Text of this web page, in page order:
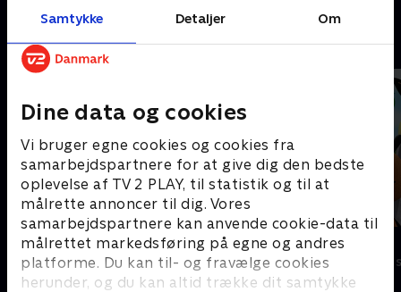
Samtykke Detaljer Om
Dine data og cookies
Vi bruger egne cookies og cookies fra
samarbejdspartnere for at give dig den bedste
oplevelse af TV 2 PLAY, til statistik og til at
målrette annoncer til dig. Vores
samarbejdspartnere kan anvende cookie-data til
målrettet markedsføring på egne og andres
platforme. Du kan til- og fravælge cookies
herunder, og du kan altid trække dit samtykke
Andre så også
Gurli Gris
Børneserier • 4 sæsoner
Bing
Børneserier • 4